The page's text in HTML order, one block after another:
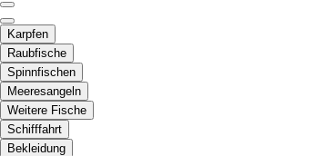
Karpfen
Raubfische
Spinnfischen
Meeresangeln
Weitere Fische
Schifffahrt
Bekleidung